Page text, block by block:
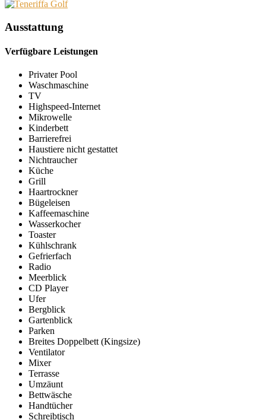
Ausstattung
Verfügbare Leistungen
Privater Pool
Waschmaschine
TV
Highspeed-Internet
Mikrowelle
Kinderbett
Barrierefrei
Haustiere nicht gestattet
Nichtraucher
Küche
Grill
Haartrockner
Bügeleisen
Kaffeemaschine
Wasserkocher
Toaster
Kühlschrank
Gefrierfach
Radio
Meerblick
CD Player
Ufer
Bergblick
Gartenblick
Parken
Breites Doppelbett (Kingsize)
Ventilator
Mixer
Terrasse
Umzäunt
Bettwäsche
Handtücher
Schreibtisch